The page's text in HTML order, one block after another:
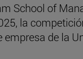
School of
la
empresa de la